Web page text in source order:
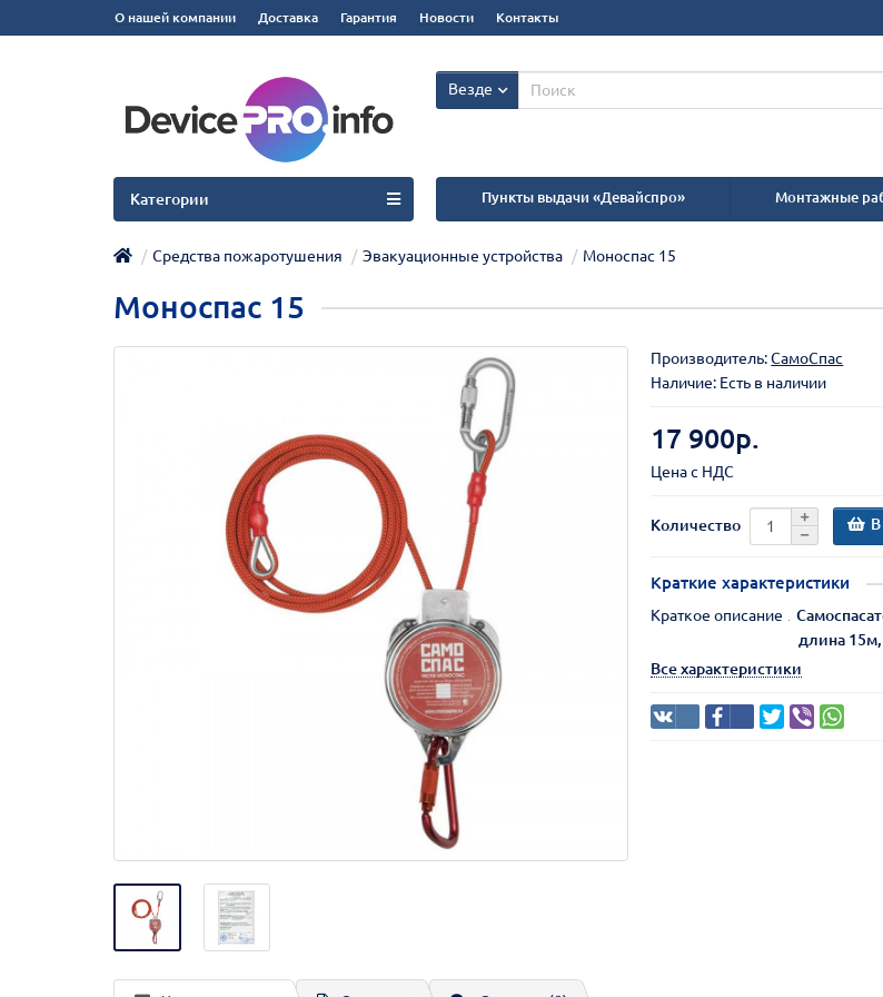
О нашей компании Доставка Гарантия Новости Контакты
Везде
Пункты выдачи «Девайспро» Монтажные
Категории
Средства пожаротушения Эвакуационные устройства Моноспас 15
Моноспас 15
Производитель:СамоСпас
Наличие: Есть в наличии
17 900р.
Цена с НДС
Количество
Краткие характеристики
Краткое описание
длина
Все характеристики